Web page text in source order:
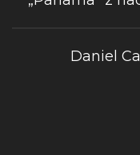
wpisu
Daniel